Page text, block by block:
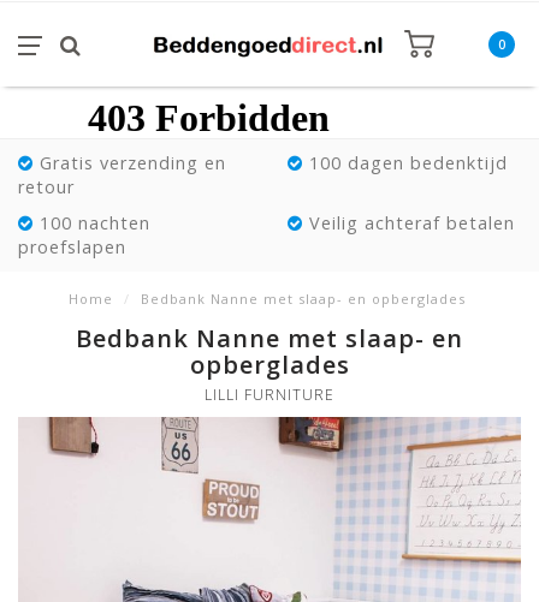
0
Gratis verzending en
retour
100 dagen bedenktijd
100 nachten
proefslapen
Veilig achteraf betalen
Home / Bedbank Nanne met slaap- en opberglades
Bedbank Nanne met slaap- en
opberglades
LILLI FURNITURE